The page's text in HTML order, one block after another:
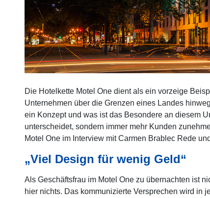
Die Hotelkette Motel One dient als ein vorzeige
Unternehmen über die Grenzen eines Landes
ein Konzept und was ist das Besondere an diesem
unterscheidet, sondern immer mehr Kunden
Motel One im Interview mit Carmen Brablec Rede
„Viel Design für wenig Geld“
Als Geschäftsfrau im Motel One zu übernachten ist
hier nichts. Das kommunizierte Versprechen wird in